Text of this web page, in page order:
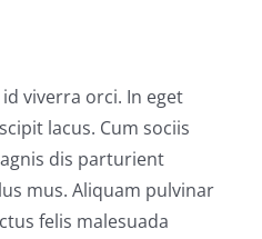
viverra orci. In eget
lacus. Cum sociis
dis parturient
mus. Aliquam pulvinar
felis malesuada